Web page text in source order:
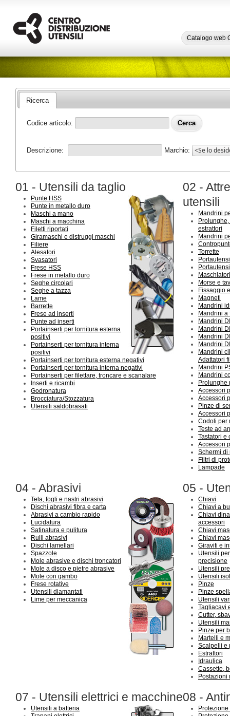
Catalogo web
Ricerca
Codice articolo:
Descrizione: Marchio:
01 - Utensili da taglio
Punte HSS
Punte in metallo duro
Maschi a mano
Maschi a macchina
Filetti riportati
Giramaschi e distruggi maschi
Filiere
Alesatori
Svasatori
Frese HSS
Frese in metallo duro
Seghe circolari
Seghe a tazza
Lame
Barrette
Frese ad inserti
Punte ad inserti
Portainserti per tornitura esterna
positivi
Portainserti per tornitura interna
positivi
Portainserti per tornitura esterna negativi
Portainserti per tornitura interna negativi
Portainserti per filettare, troncare e scanalare
Inserti e ricambi
Godronatura
Brocciatura/Stozzatura
Utensili saldobrasati
02 -
utensili
Mandrini
estrattori
Mandrini
Torrette
Maschiatori
Morse e
Fissaggio
Magneti
Mandrini
Mandrini a
Mandrini
Mandrini
Mandrini
Mandrini
Mandrini
Adattatori
Mandrini
Mandrini
Prolunghe
Accessori
Accessori
Pinze di
Accessori
Codoli per
Teste ad
Tastatori e
Accessori
Schermi di
Filtri di
Lampade
04 - Abrasivi
Tela, fogli e nastri abrasivi
Dischi abrasivi fibra e carta
Abrasivi a cambio rapido
Lucidatura
Satinatura e pulitura
Rulli abrasivi
Dischi lamellari
Spazzole
Mole abrasive e dischi troncatori
Mole a disco e pietre abrasive
Mole con gambo
Frese rotative
Utensili diamantati
Lime per meccanica
05 -
Chiavi
Chiavi a
Chiavi
accessori
Chiavi
Chiavi
Giraviti e
Utensili
precisione
Utensili
Utensili
Pinze
Pinze
Utensili
Tagliacavi
Cutter,
Utensili
Pinze per
Martelli e
Scalpelli e
Estrattori
Idraulica
Cassette,
Postazioni
07 - Utensili elettrici e macchine
Utensili a batteria
08 -